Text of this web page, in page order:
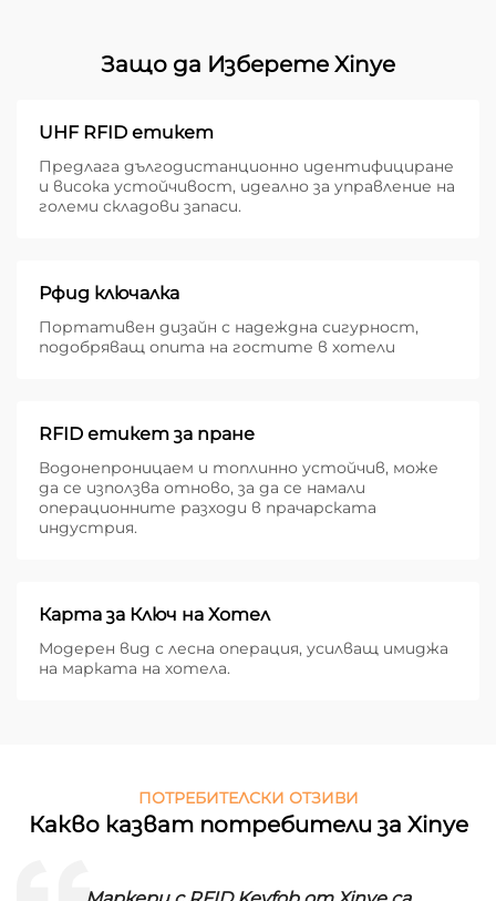
Защо да Изберете Xinye
UHF RFID етикет
Предлага дългодистанционно идентифициране
и висока устойчивост, идеално за управление на
големи складови запаси.
Рфид ключалка
Портативен дизайн с надеждна сигурност,
подобряващ опита на гостите в хотели
RFID етикет за пране
Водонепроницаем и топлинно устойчив, може
да се използва отново, за да се намали
операционните разходи в прачарската
индустрия.
Карта за Ключ на Хотел
Модерен вид с лесна операция, усилващ имиджа
на марката на хотела.
ПОТРЕБИТЕЛСКИ ОТЗИВИ
Какво казват потребители за Xinye